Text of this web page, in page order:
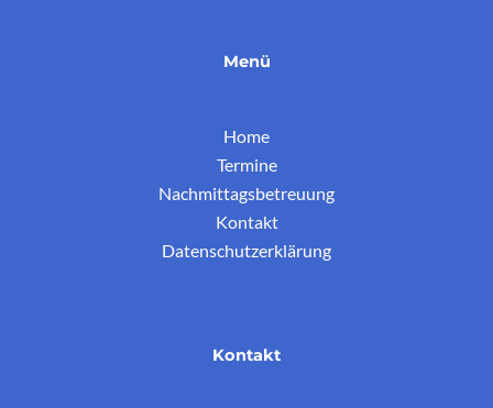
Menü
Home
Termine
Nachmittagsbetreuung
Kontakt
Datenschutzerklärung
Kontakt